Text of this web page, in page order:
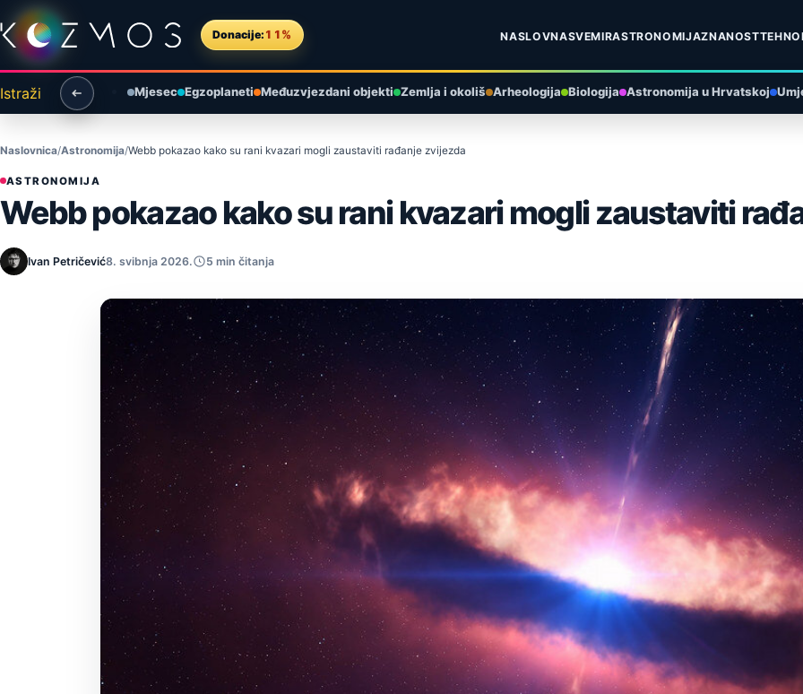
Preskoči na sadržaj
Donacije: 11% NASLOVNASVEMIRASTRONOMIJAZNANOST
Istraži Mjesec Egzoplaneti Međuzvjezdani objekti Zemlja i okoliš Arheologija Biologija Astronomija u Hrvatskoj
Naslovnica Astronomija Webb pokazao kako su rani kvazari mogli zaustaviti rađanje zvijezda
ASTRONOMIJA
Webb pokazao kako su rani kvazari mogli zaustaviti
Ivan Petričević8. svibnja 2026. 5 min čitanja